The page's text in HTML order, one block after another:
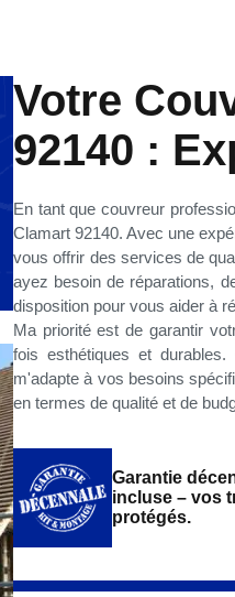
Votre
92140 :
En tant que couvreur
Clamart 92140. Avec une
vous offrir des services de
ayez besoin de réparations,
disposition pour vous aider à
Ma priorité est de garantir
fois esthétiques et
m'adapte à vos besoins
en termes de qualité et de
Garantie
incluse – vos
protégés.